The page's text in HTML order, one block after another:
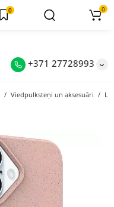
+371 27728993
0 0
Viedpulksteņi un aksesuāri